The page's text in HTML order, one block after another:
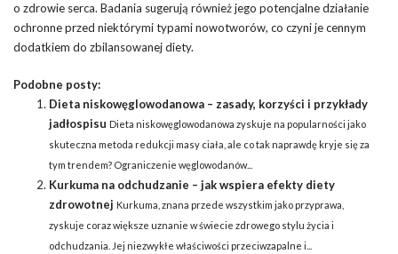
o zdrowie serca. Badania sugerują również jego potencjalne działanie
ochronne przed niektórymi typami nowotworów, co czyni je cennym
dodatkiem do zbilansowanej diety.
Podobne posty:
Dieta niskowęglowodanowa – zasady, korzyści i przykłady
jadłospisu Dieta niskowęglowodanowa zyskuje na popularności jako
skuteczna metoda redukcji masy ciała, ale co tak naprawdę kryje się za
tym trendem? Ograniczenie węglowodanów...
Kurkuma na odchudzanie – jak wspiera efekty diety
zdrowotnej Kurkuma, znana przede wszystkim jako przyprawa,
zyskuje coraz większe uznanie w świecie zdrowego stylu życia i
odchudzania. Jej niezwykłe właściwości przeciwzapalne i...